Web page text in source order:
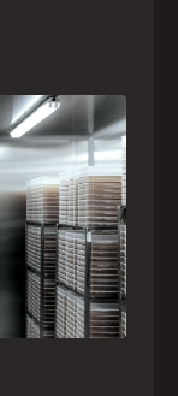
das 13
para
de
Luanda,
de
mercado